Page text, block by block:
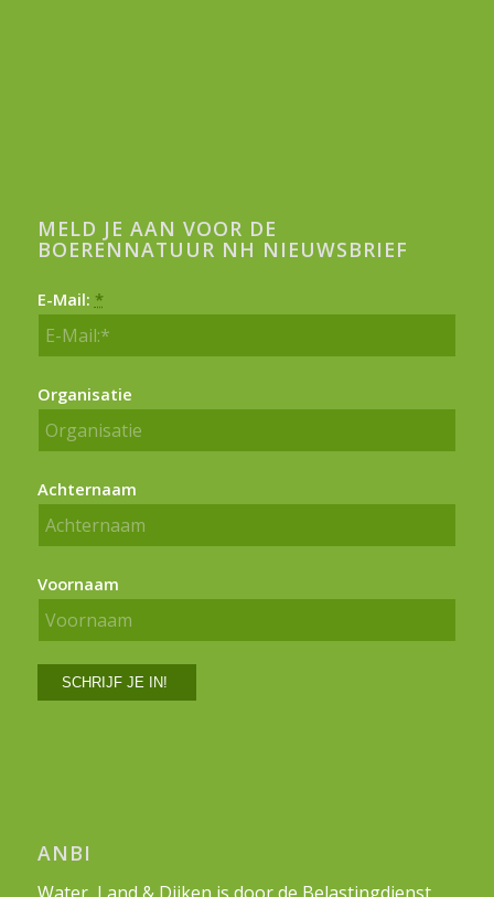
MELD JE AAN VOOR DE
BOERENNATUUR NH NIEUWSBRIEF
E-Mail: *
Organisatie
Achternaam
Voornaam
ANBI